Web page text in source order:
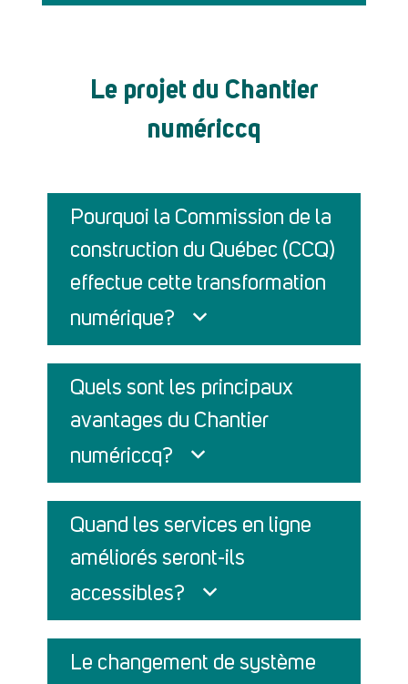
Le projet du Chantier
numériccq
Pourquoi la Commission de la
construction du Québec (CCQ)
effectue cette transformation
numérique?
Quels sont les principaux
avantages du Chantier
numériccq?
Quand les services en ligne
améliorés seront-ils
accessibles?
Le changement de système